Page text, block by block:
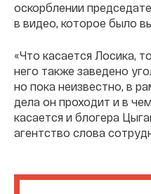
оскорблении
в видео, которое было
«Что касается Лосика,
него также заведено
но пока неизвестно, в
дела он проходит и в
касается и блогера
агентство слова